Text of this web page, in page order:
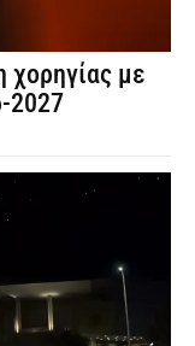
χορηγίας με
2027